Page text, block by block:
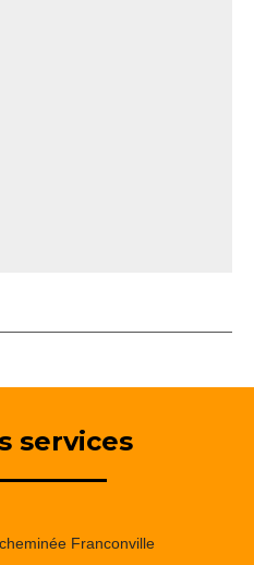
services
Franconville